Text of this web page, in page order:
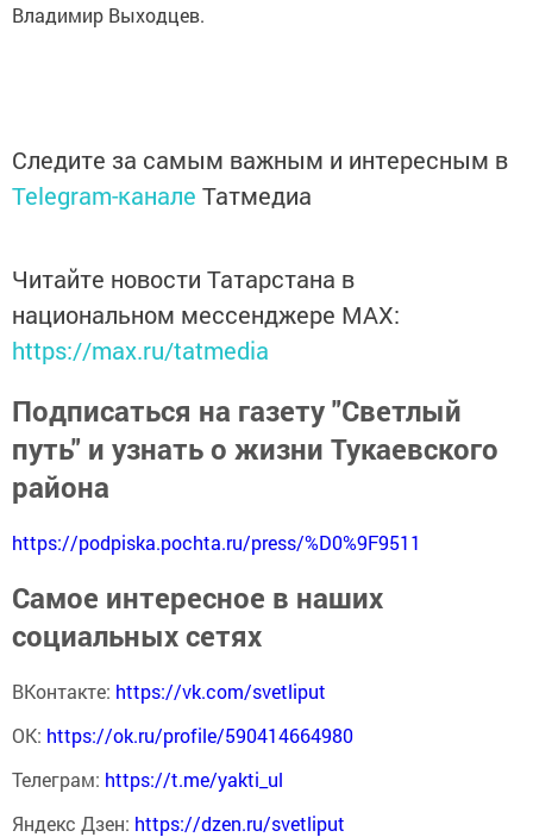
Владимир Выходцев.
Следите за самым важным и интересным в
Telegram-канале Татмедиа
Читайте новости Татарстана в
национальном мессенджере MАХ:
https://max.ru/tatmedia
Подписаться на газету "Светлый
путь" и узнать о жизни Тукаевского
района
https://podpiska.pochta.ru/press/%D0%9F9511
Самое интересное в наших
социальных сетях
ВКонтакте: https://vk.com/svetliput
ОК: https://ok.ru/profile/590414664980
Телеграм: https://t.me/yakti_ul
Яндекс Дзен: https://dzen.ru/svetliput